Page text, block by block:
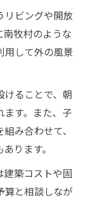
リビングや開放
牧村のような
用して外の風景
ることで、朝
ます。また、子
み合わせて、
ります。
建築コストや固
算と相談しなが